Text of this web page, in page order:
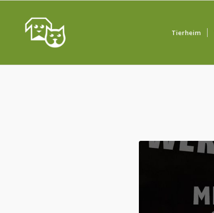
Tierheim